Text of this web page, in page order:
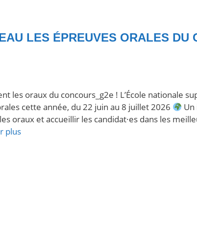
LES ÉPREUVES ORALES DU
les oraux du concours_g2e ! L’École nationale
cette année, du 22 juin au 8 juillet 2026
oraux et accueillir les candidat·es dans les
plus